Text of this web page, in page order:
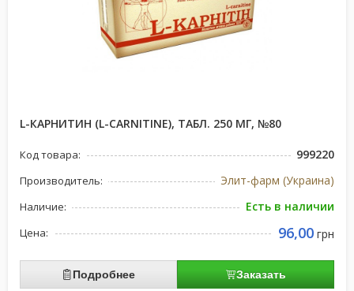
L-КАРНИТИН (L-CARNITINE), ТАБЛ. 250 МГ, №80
Код товара: 999220
Производитель: Элит-фарм (Украина)
Наличие: Есть в наличии
Цена: 96,00 грн
Подробнее Заказать